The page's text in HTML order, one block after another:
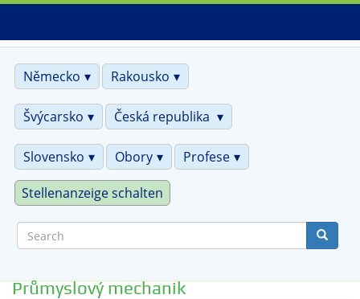
Skip
main
content
Německo
Rakousko
Švýcarsko Česká republika
Slovensko Obory Profese
Stellenanzeige schalten
Průmyslový mechanik